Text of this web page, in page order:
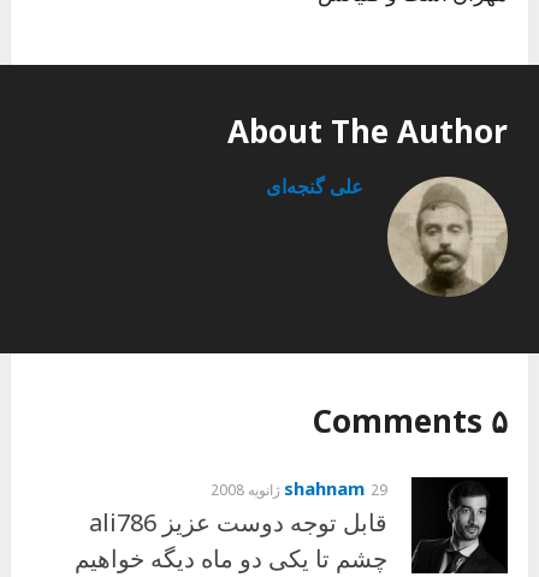
About The Author
علی گنجه‌ای
۵ Comments
shahnam 29 ژانویه 2008
قابل توجه دوست عزيز ali786
چشم تا يکی دو ماه ديگه خواهيم